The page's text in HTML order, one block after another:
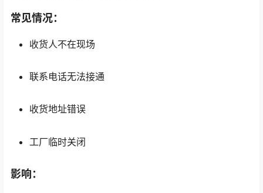
常见情况：
收货人不在现场
联系电话无法接通
收货地址错误
工厂临时关闭
影响：